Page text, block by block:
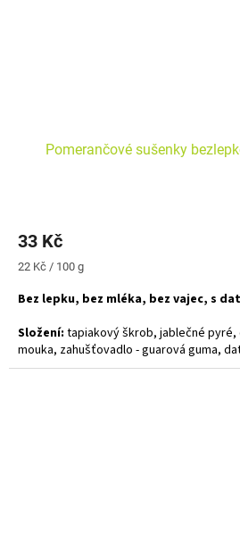
Pomerančové sušenky
33 Kč
Měrná
22 Kč / 100 g
Bez lepku, bez mléka, bez vajec, s
Složení: tapiakový škrob, jablečné
mouka, zahušťovadlo - guarová guma,
sirup, neztužený kokosový tuk,
(pomerančový džus, glukozový sirup,